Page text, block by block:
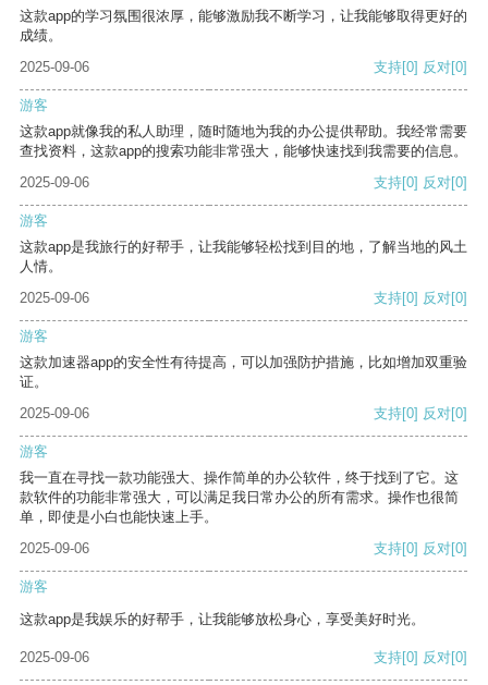
这款app的学习氛围很浓厚，能够激励我不断学习，让我能够取得更好的
成绩。
2025-09-06
支持[0] 反对[0]
游客
这款app就像我的私人助理，随时随地为我的办公提供帮助。我经常需要
查找资料，这款app的搜索功能非常强大，能够快速找到我需要的信息。
2025-09-06
支持[0] 反对[0]
游客
这款app是我旅行的好帮手，让我能够轻松找到目的地，了解当地的风土
人情。
2025-09-06
支持[0] 反对[0]
游客
这款加速器app的安全性有待提高，可以加强防护措施，比如增加双重验
证。
2025-09-06
支持[0] 反对[0]
游客
我一直在寻找一款功能强大、操作简单的办公软件，终于找到了它。这
款软件的功能非常强大，可以满足我日常办公的所有需求。操作也很简
单，即使是小白也能快速上手。
2025-09-06
支持[0] 反对[0]
游客
这款app是我娱乐的好帮手，让我能够放松身心，享受美好时光。
2025-09-06 支持[0] 反对[0]